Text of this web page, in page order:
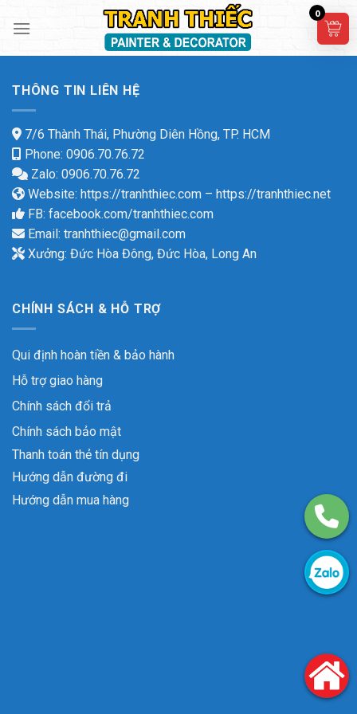
THÔNG TIN LIÊN HỆ
7/6 Thành Thái, Phường Diên Hồng, TP. HCM
Phone: 0906.70.76.72
Zalo: 0906.70.76.72
Website: https://tranhthiec.com – https://tranhthiec.net
FB: facebook.com/tranhthiec.com
Email: tranhthiec@gmail.com
Xưởng: Đức Hòa Đông, Đức Hòa, Long An
CHÍNH SÁCH & HỖ TRỢ
Qui định hoàn tiền & bảo hành
Hỗ trợ giao hàng
Chính sách đổi trả
Chính sách bảo mật
Thanh toán thẻ tín dụng
Hướng dẫn đường đi
Hướng dẫn mua hàng
0